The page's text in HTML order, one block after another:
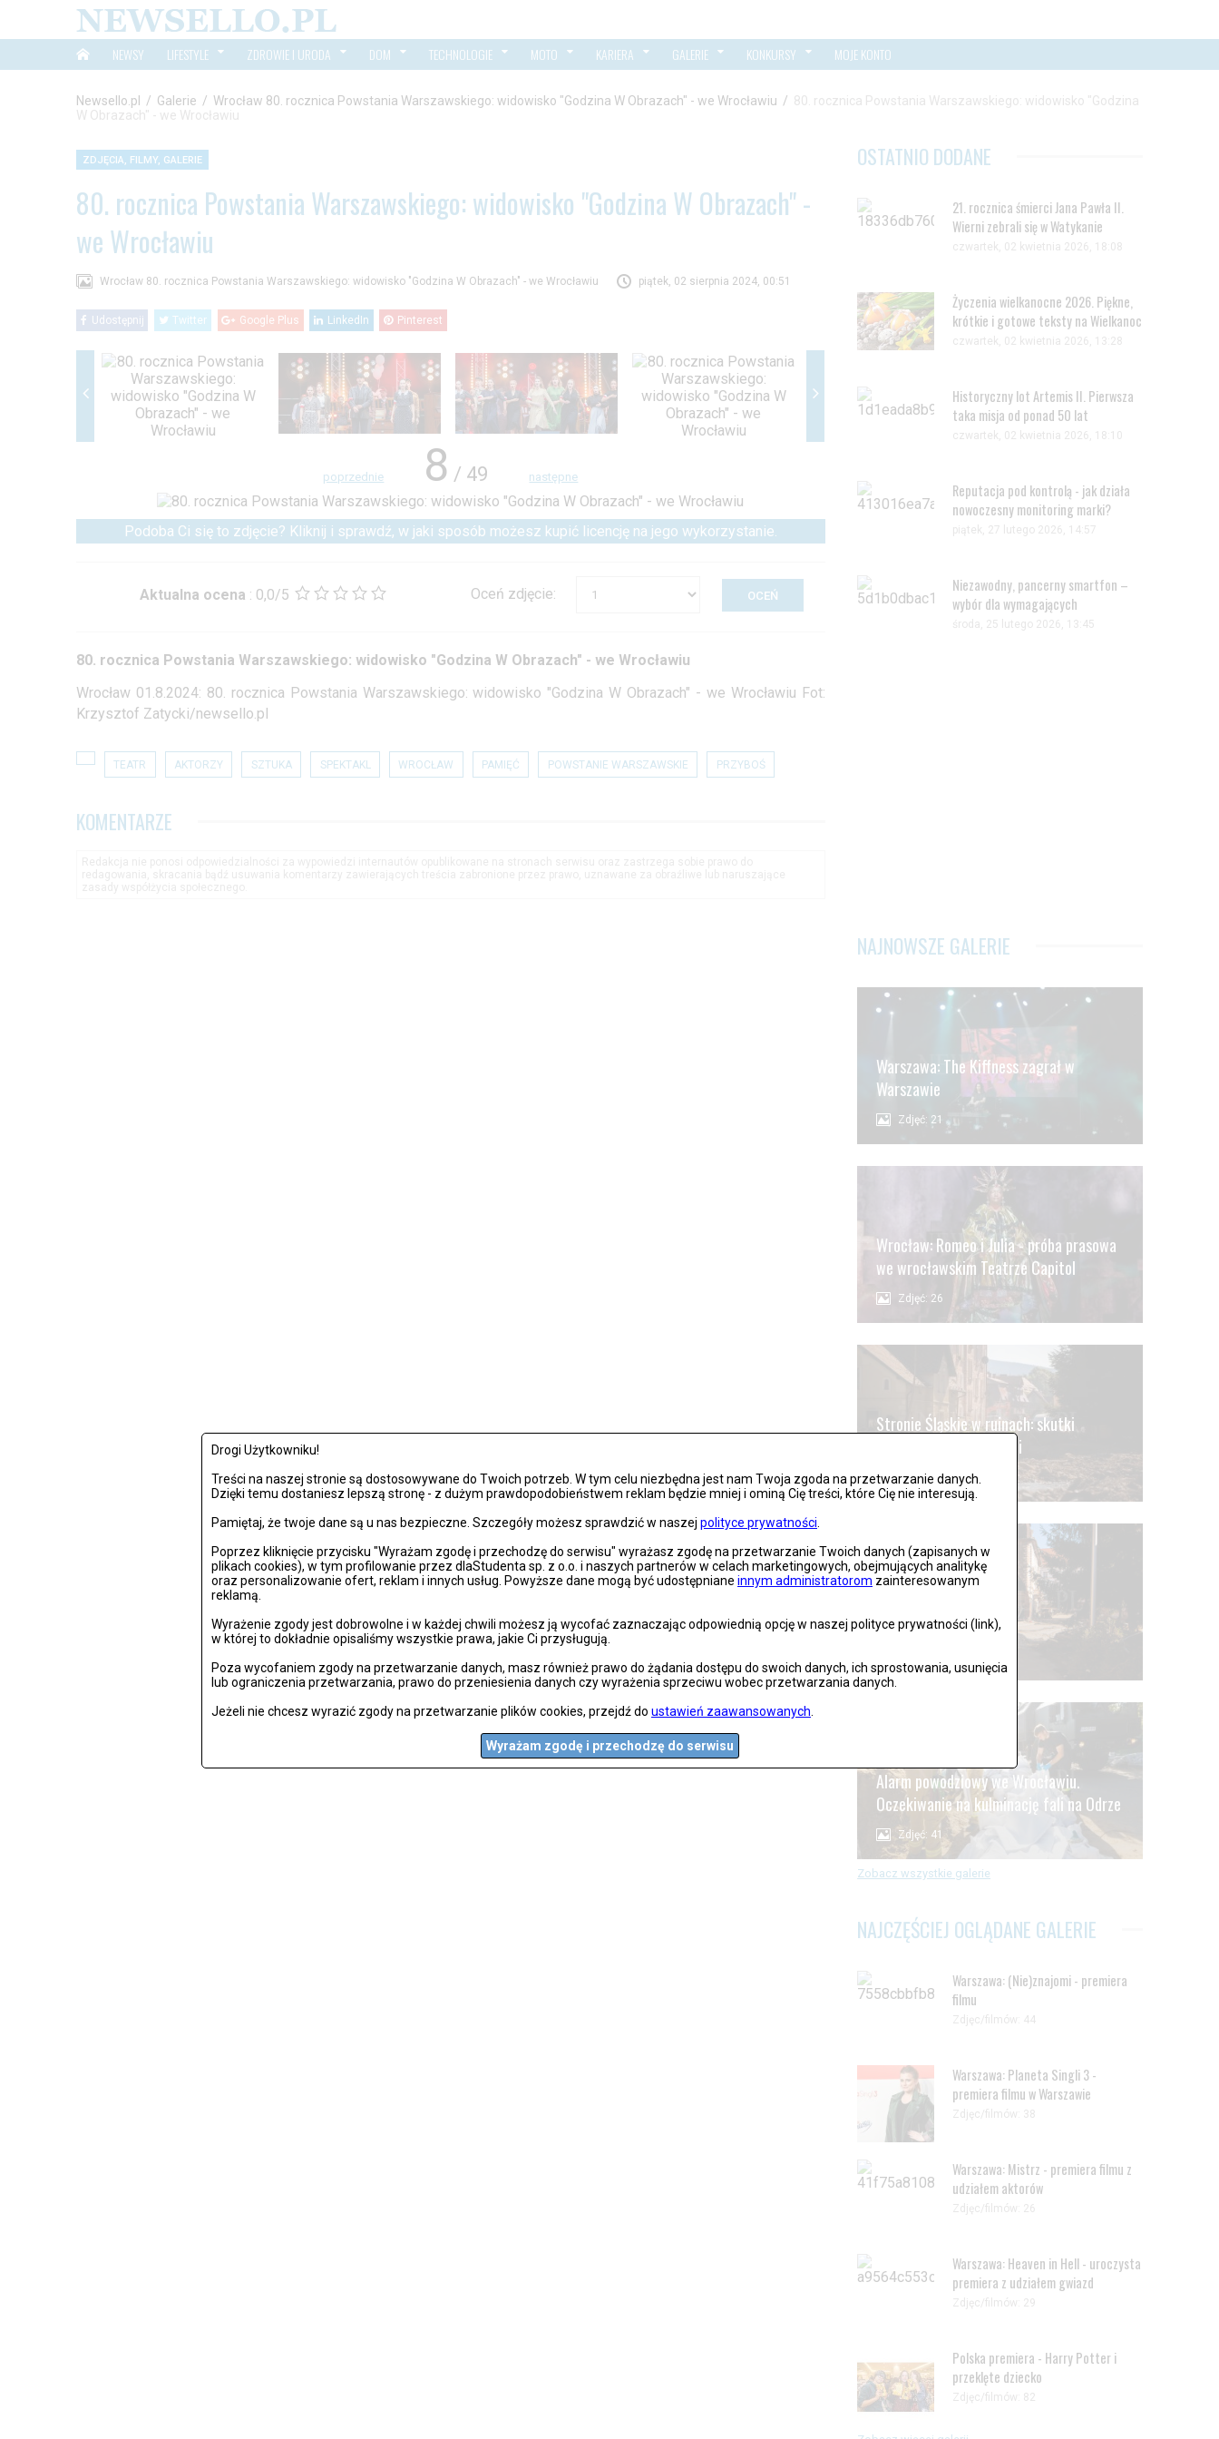
Drogi Użytkowniku!
Treści na naszej stronie są dostosowywane do Twoich potrzeb. W tym celu niezbędna jest nam Twoja zgoda na przetwarzanie danych.
Dzięki temu dostaniesz lepszą stronę - z dużym prawdopodobieństwem reklam będzie mniej i ominą Cię treści, które Cię nie interesują.
Pamiętaj, że twoje dane są u nas bezpieczne. Szczegóły możesz sprawdzić w naszej polityce prywatności
Poprzez kliknięcie przycisku "Wyrażam zgodę i przechodzę do serwisu" wyrażasz zgodę na przetwarzanie Twoich danych (zapisanych w
plikach cookies), w tym profilowanie przez dlaStudenta sp. z o.o. i naszych partnerów w celach marketingowych, obejmujących analitykę
oraz personalizowanie ofert, reklam i innych usług. Powyższe dane mogą być udostępniane innym administratorom zainteresowanym
reklamą.
Wyrażenie zgody jest dobrowolne i w każdej chwili możesz ją wycofać zaznaczając odpowiednią opcję w naszej polityce prywatności (link),
w której to dokładnie opisaliśmy wszystkie prawa, jakie Ci przysługują.
Poza wycofaniem zgody na przetwarzanie danych, masz również prawo do żądania dostępu do swoich danych, ich sprostowania, usunięcia
lub ograniczenia przetwarzania, prawo do przeniesienia danych czy wyrażenia sprzeciwu wobec przetwarzania danych.
Jeżeli nie chcesz wyrazić zgody na przetwarzanie plików cookies, przejdź do ustawień zaawansowanych
Wyrażam zgodę i przechodzę do serwisu
NEWSY LIFESTYLE ZDROWIE I URODA DOM TECHNOLOGIE MOTO KARIERA GALERIE KONKURSY MOJE KONTO
Newsello.pl / Galerie / Wrocław 80. rocznica Powstania Warszawskiego: widowisko "Godzina W Obrazach" - we Wrocławiu /
80. rocznica Powstania Warszawskiego: widowisko "Godzina
W Obrazach" - we Wrocławiu
ZDJĘCIA, FILMY, GALERIE
80. rocznica Powstania Warszawskiego: widowisko "Godzina W Obrazach" -
we Wrocławiu
Wrocław 80. rocznica Powstania Warszawskiego: widowisko "Godzina W Obrazach" - we Wrocławiu piątek, 02 sierpnia 2024, 00:51
Udostępnij Twitter Google Plus LinkedIn Pinterest
poprzednie 8 / 49 następne
Podoba Ci się to zdjęcie? Kliknij i sprawdź, w jaki sposób możesz kupić licencję na jego wykorzystanie.
Aktualna ocena : 0,0/5 Oceń zdjęcie:
80. rocznica Powstania Warszawskiego: widowisko "Godzina W Obrazach" - we Wrocławiu
Wrocław 01.8.2024: 80. rocznica Powstania Warszawskiego: widowisko "Godzina W Obrazach" - we Wrocławiu Fot:
Krzysztof Zatycki/newsello.pl
TEATR AKTORZY SZTUKA SPEKTAKL WROCŁAW PAMIĘĆ POWSTANIE WARSZAWSKIE PRZYBOŚ
KOMENTARZE
OSTATNIO DODANE
21. rocznica śmierci Jana Pawła II.
Wierni zebrali się w Watykanie
czwartek, 02 kwietnia 2026, 18:08
Życzenia wielkanocne 2026. Piękne,
krótkie i gotowe teksty na Wielkanoc
czwartek, 02 kwietnia 2026, 13:28
Historyczny lot Artemis II. Pierwsza
taka misja od ponad 50 lat
czwartek, 02 kwietnia 2026, 18:10
Reputacja pod kontrolą - jak działa
nowoczesny monitoring marki?
piątek, 27 lutego 2026, 14:57
Niezawodny, pancerny smartfon –
wybór dla wymagających
środa, 25 lutego 2026, 13:45
NAJNOWSZE GALERIE
Warszawa: The Kiffness zagrał w
Warszawie
Zdjęć: 21
Wrocław: Romeo i Julia - próba prasowa
we wrocławskim Teatrze Capitol
Zdjęć: 26
Stronie Śląskie w ruinach: skutki
niszczycielskiej powodzi
Zdjęć: 25
Lądek Zdrój po powodzi
Alarm powodziowy we Wrocławiu.
Oczekiwanie na kulminację fali na Odrze
Zdjęć: 41
Zobacz wszystkie galerie
NAJCZĘŚCIEJ OGLĄDANE GALERIE
Warszawa: (Nie)znajomi - premiera
filmu
Zdjęc/filmów: 44
Warszawa: Planeta Singli 3 -
premiera filmu w Warszawie
Zdjęc/filmów: 38
Warszawa: Mistrz - premiera filmu z
udziałem aktorów
Zdjęc/filmów: 26
Warszawa: Heaven in Hell - uroczysta
premiera z udziałem gwiazd
Zdjęc/filmów: 29
Polska premiera - Harry Potter i
przeklęte dziecko
Zdjęc/filmów: 82